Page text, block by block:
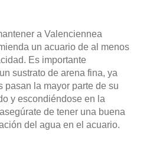
a Valenciennea
un acuario de al menos
Es importante
sustrato de arena fina, ya
pasan la mayor parte de su
y escondiéndose en la
de tener una buena
del agua en el acuario.